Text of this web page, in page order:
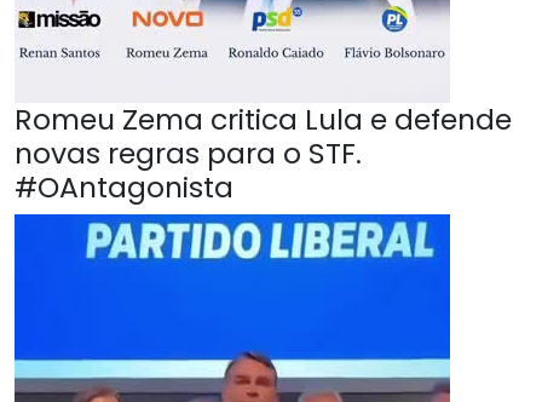
Romeu Zema critica Lula e defende
novas regras para o STF.
#OAntagonista